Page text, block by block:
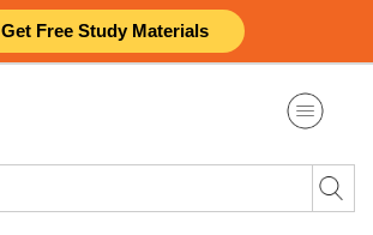
Get Free Study Materials